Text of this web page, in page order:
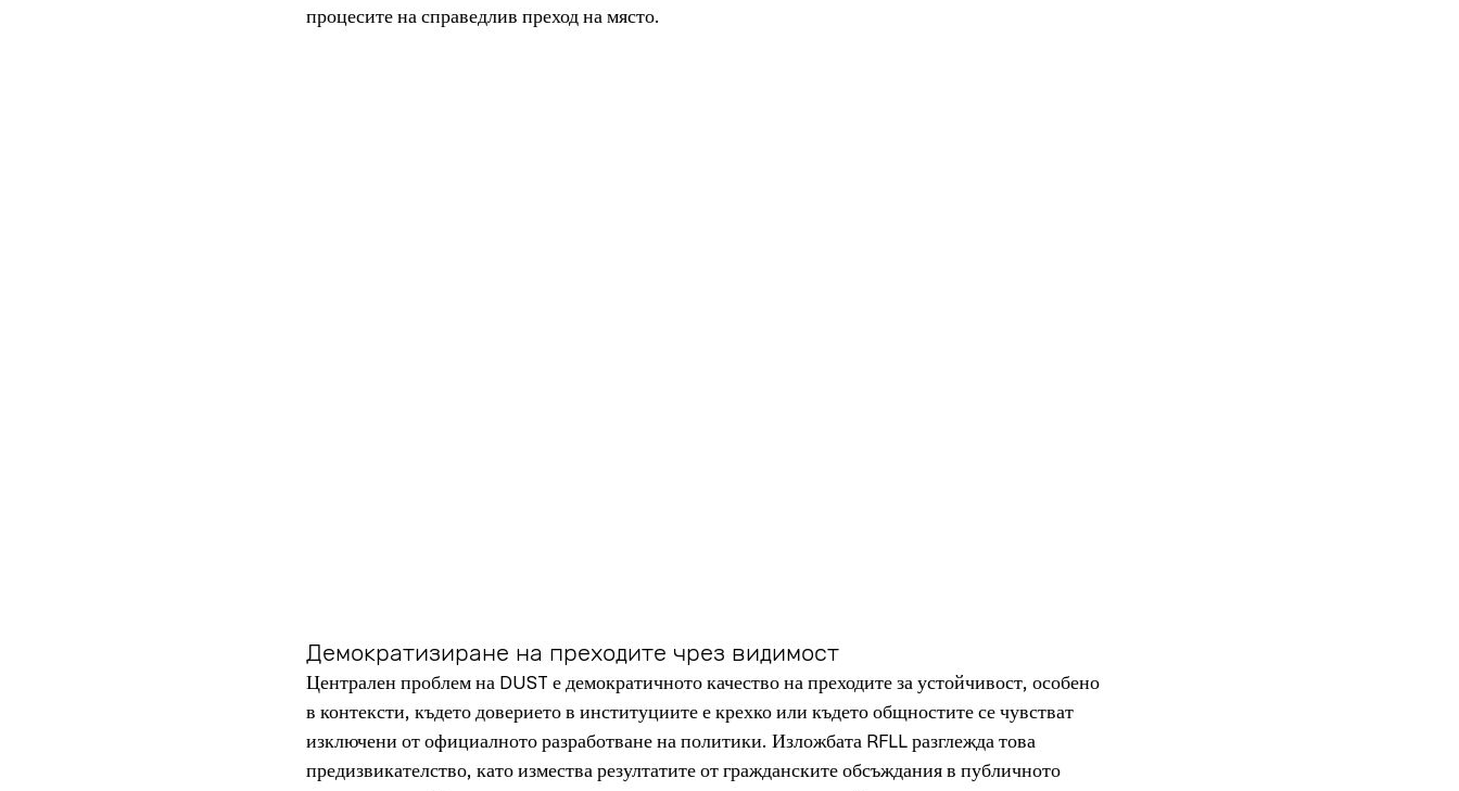
процесите на справедлив преход на място.
Демократизиране на преходите чрез видимост
Централен проблем на DUST е демократичното качество на преходите за устойчивост, особено
в контексти, където доверието в институциите е крехко или където общностите се чувстват
изключени от официалното разработване на политики. Изложбата RFLL разглежда това
предизвикателство, като измества резултатите от гражданските обсъждания в публичното